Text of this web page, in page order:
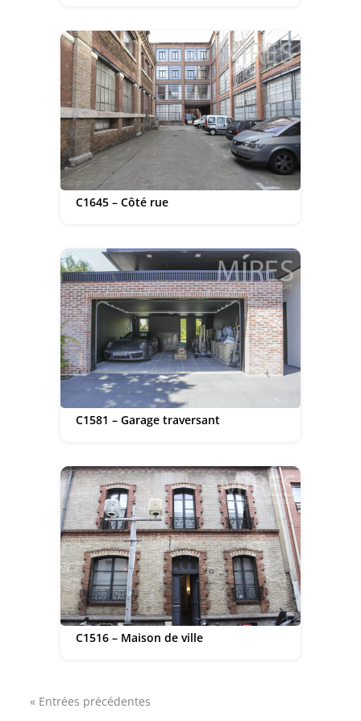
C1645 – Côté rue
C1581 – Garage traversant
C1516 – Maison de ville
« Entrées précédentes